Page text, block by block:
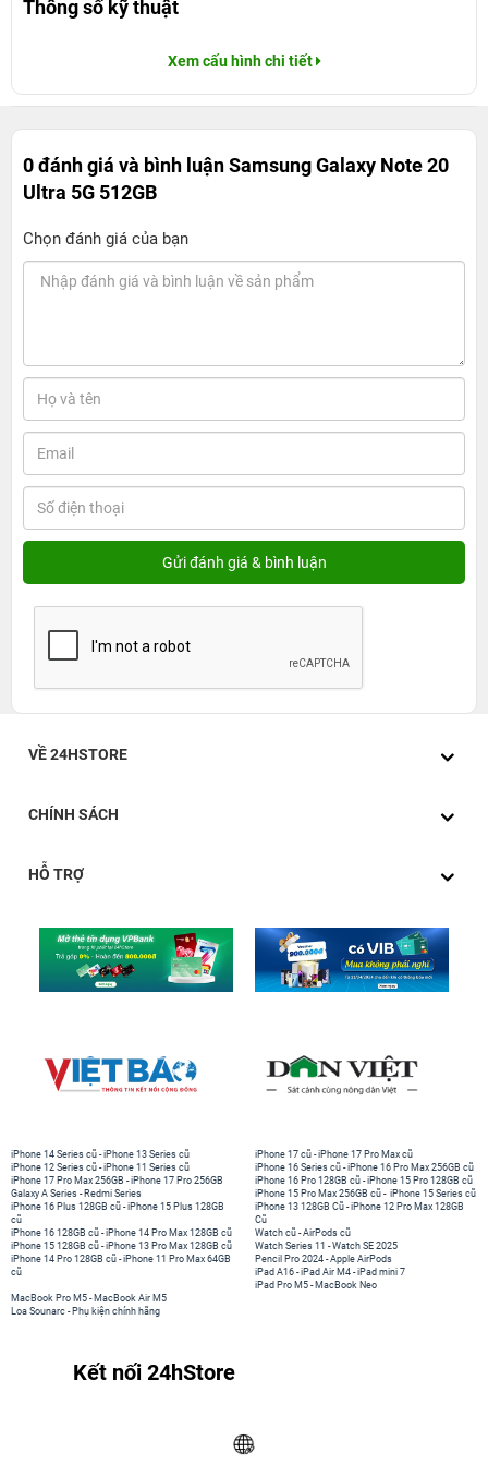
Thông số kỹ thuật
Xem cấu hình chi tiết
0 đánh giá và bình luậnSamsung Galaxy Note 20
Ultra 5G 512GB
Chọn đánh giá của bạn
VỀ 24HSTORE
CHÍNH SÁCH
HỖ TRỢ
iPhone 14 Series cũ -iPhone 13 Series cũ
iPhone 12 Series cũ -iPhone 11 Series cũ
iPhone 17 Pro Max 256GB -iPhone 17 Pro 256GB
Galaxy A Series - Redmi Series
iPhone 17 cũ -iPhone 17 Pro Max cũ
iPhone 16 Series cũ - iPhone 16 Pro Max 256GB cũ
iPhone 16 Pro 128GB cũ -iPhone 15 Pro 128GB cũ
iPhone 15 Pro Max 256GB cũ - iPhone 15 Series cũ
iPhone 16 Plus 128GB cũ -iPhone 15 Plus 128GB
cũ
iPhone 16 128GB cũ -iPhone 14 Pro Max 128GB cũ
iPhone 15 128GB cũ -iPhone 13 Pro Max 128GB cũ
iPhone 14 Pro 128GB cũ -iPhone 11 Pro Max 64GB
cũ
iPhone 13 128GB Cũ -iPhone 12 Pro Max 128GB
Cũ
Watch cũ -AirPods cũ
Watch Series 11 -Watch SE 2025
Pencil Pro 2024 -Apple AirPods
iPad A16 -iPad Air M4 -iPad mini 7
iPad Pro M5 - MacBook Neo
MacBook Pro M5 - MacBook Air M5
Loa Sounarc - Phụ kiện chính hãng
Kết nối 24hStore